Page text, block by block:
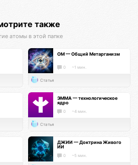
также
атомы в этой папке
ОМ — Общий Метарганизм
0 ~1 мин.
Статья
ЭММА — технологическое
ядро
0 ~4 мин.
Статья
ДЖИИ — Доктрина Живого
ИИ
0 ~5 мин.